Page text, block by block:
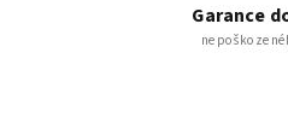
Garance